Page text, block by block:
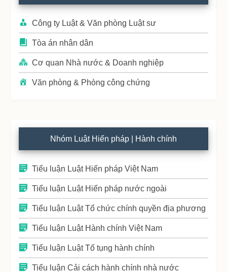
Sidebar
Công ty Luật & Văn phòng Luật sư
Tòa án nhân dân
Cơ quan Nhà nước & Doanh nghiệp
Văn phòng & Phòng công chứng
Nhóm Luật Hiến pháp | Hành chính
Tiểu luận Luật Hiến pháp Việt Nam
Tiểu luận Luật Hiến pháp nước ngoài
Tiểu luận Luật Tổ chức chính quyền địa phương
Tiểu luận Luật Hành chính Việt Nam
Tiểu luận Luật Tố tụng hành chính
Tiểu luận Cải cách hành chính nhà nước